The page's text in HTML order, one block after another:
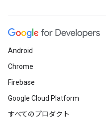
Android
Chrome
Firebase
Google Cloud Platform
すべてのプロダクト